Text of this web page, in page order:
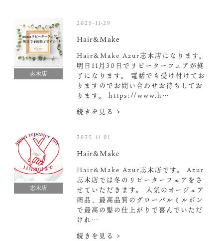
志木店
2025-11-29
Hair&Make
Hair&Make Azur志木店になります。
明日11月30日でリピーターフェアが終
了になります。 電話でも受け付けてお
りますのでお問い合わせお待ちしてお
ります。 https://www.h…
続きを見る >
志木店
2025-11-01
Hair&Make
Hair&Make Azur志木店です。 Azur
志木店では冬のリピーターフェアをさ
せていただきます。 人気のオージュア
商品、最高品質のグローバルミルボン
で最高の髪の仕上がりで喜んでいただ
けれ…
続きを見る >